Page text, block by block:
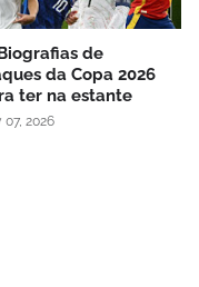
de
da Copa 2026
ter na estante
07, 2026